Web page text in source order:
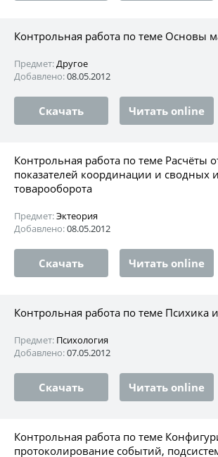
Контрольная работа по теме Основы
Предмет:Другое
Добавлено:08.05.2012
Скачать Читать online
Контрольная работа по теме Расчёты
показателей координации и сводных
товарооборота
Предмет:Эктеория
Добавлено:08.05.2012
Скачать Читать online
Контрольная работа по теме Психика
Предмет: Психология
Добавлено:07.05.2012
Скачать Читать online
Контрольная работа по теме
протоколирование событий,